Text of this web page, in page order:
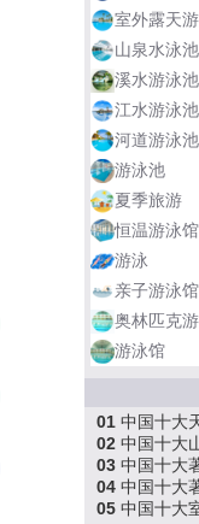
01 明月山维
西溪森
清远佛冈
室外露天
山泉水泳池
溪水游泳池
江水游泳池
河道游泳池
游泳池
夏季旅游
恒温游泳馆
游泳
亲子游泳馆
奥林匹克
游泳馆
01 中国十大
02 中国十大
03 中国十大
04 中国十大
05 中国十大